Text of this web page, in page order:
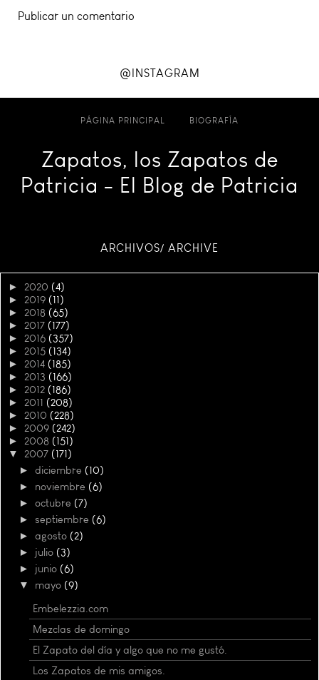
Publicar un comentario
@INSTAGRAM
PÁGINA PRINCIPAL BIOGRAFÍA
Zapatos, los Zapatos de
Patricia - El Blog de Patricia
ARCHIVOS/ ARCHIVE
► 2020 (4)
► 2019 (11)
► 2018 (65)
► 2017 (177)
► 2016 (357)
► 2015 (134)
► 2014 (185)
► 2013 (166)
► 2012 (186)
► 2011 (208)
► 2010 (228)
► 2009 (242)
► 2008 (151)
▼ 2007 (171)
► diciembre (10)
► noviembre (6)
► octubre (7)
► septiembre (6)
► agosto (2)
► julio (3)
► junio (6)
▼ mayo (9)
Embelezzia.com
Mezclas de domingo
El Zapato del día y algo que no me gustó.
Los Zapatos de mis amigos.